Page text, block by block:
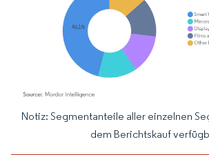
Bild © Mordor Intelligence. Wiederverwendung
Notiz: Segmentanteile aller einzelnen
dem Berichtskauf